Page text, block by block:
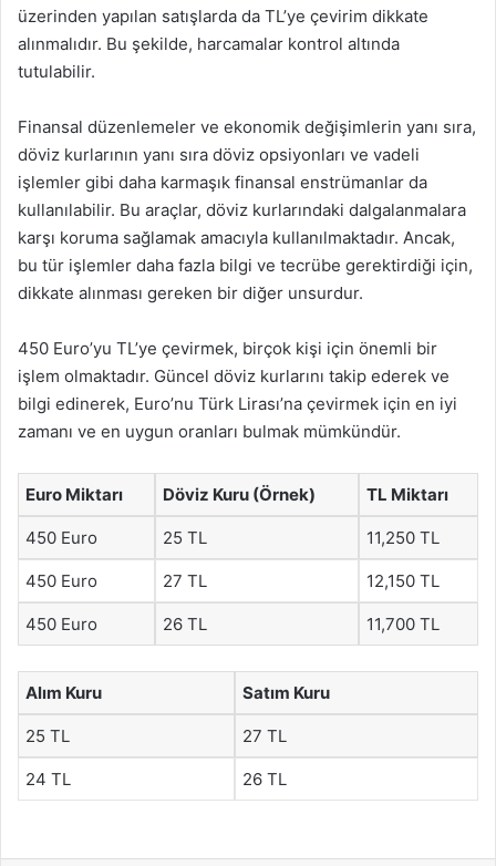
üzerinden yapılan satışlarda da TL’ye çevirim dikkate
alınmalıdır. Bu şekilde, harcamalar kontrol altında
tutulabilir.
Finansal düzenlemeler ve ekonomik değişimlerin yanı sıra,
döviz kurlarının yanı sıra döviz opsiyonları ve vadeli
işlemler gibi daha karmaşık finansal enstrümanlar da
kullanılabilir. Bu araçlar, döviz kurlarındaki dalgalanmalara
karşı koruma sağlamak amacıyla kullanılmaktadır. Ancak,
bu tür işlemler daha fazla bilgi ve tecrübe gerektirdiği için,
dikkate alınması gereken bir diğer unsurdur.
450 Euro’yu TL’ye çevirmek, birçok kişi için önemli bir
işlem olmaktadır. Güncel döviz kurlarını takip ederek ve
bilgi edinerek, Euro’nu Türk Lirası’na çevirmek için en iyi
zamanı ve en uygun oranları bulmak mümkündür.
Euro Miktarı Döviz Kuru (Örnek) TL Miktarı
450 Euro 25 TL 11,250 TL
450 Euro 27 TL 12,150 TL
450 Euro 26 TL 11,700 TL
Alım Kuru Satım Kuru
25 TL 27 TL
24 TL 26 TL